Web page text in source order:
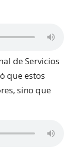
de Servicios
que estos
sino que